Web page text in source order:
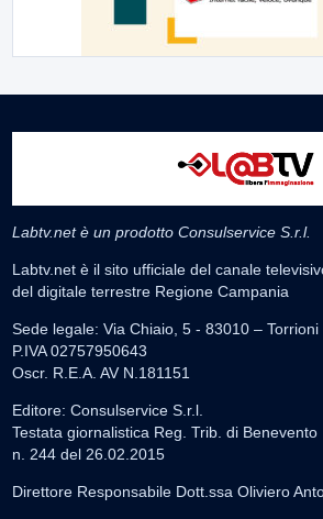
Labtv.net è un prodotto Consulservice S.r.l.
Labtv.net è il sito ufficiale del canale
del digitale terrestre Regione Campania
Sede legale: Via Chiaio, 5 - 83010 – Torrioni
P.IVA 02757950643
Oscr. R.E.A. AV N.181151
Editore: Consulservice S.r.l.
Testata giornalistica Reg. Trib. di Benevento
n. 244 del 26.02.2015
Direttore Responsabile Dott.ssa Oliviero